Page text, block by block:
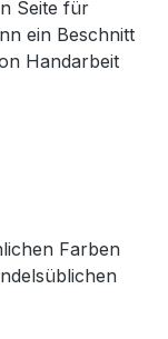
Seite für
ein Beschnitt
Handarbeit
Farben